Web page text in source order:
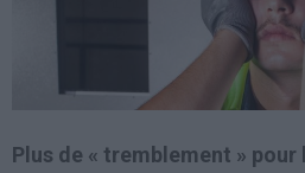
Plus de « tremblement »